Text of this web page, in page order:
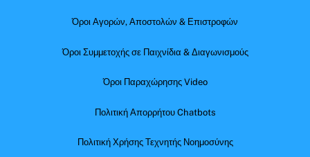
Όροι Αγορών, Αποστολών & Επιστροφών
Όροι Συμμετοχής σε Παιχνίδια & Διαγωνισμούς
Όροι Παραχώρησης Video
Πολιτική Απορρήτου Chatbots
Πολιτική Χρήσης Τεχνητής Νοημοσύνης